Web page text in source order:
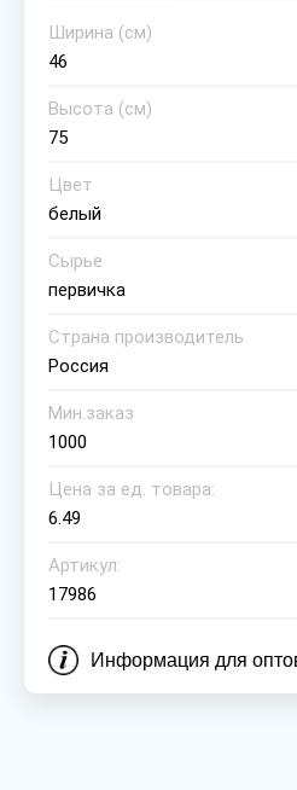
Ширина (см)
46
Высота (см)
75
Цвет
белый
Сырье
первичка
Страна производитель
Россия
Мин.заказ
1000
Цена за ед. товара:
6.49
Артикул:
17986
Информация для